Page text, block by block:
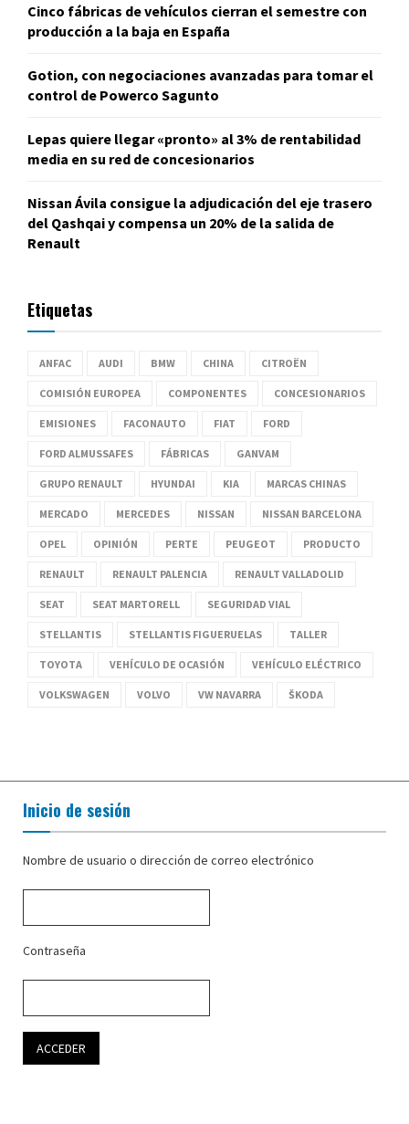
Cinco fábricas de vehículos cierran el semestre con
producción a la baja en España
Gotion, con negociaciones avanzadas para tomar el
control de Powerco Sagunto
Lepas quiere llegar «pronto» al 3% de rentabilidad
media en su red de concesionarios
Nissan Ávila consigue la adjudicación del eje trasero
del Qashqai y compensa un 20% de la salida de
Renault
Etiquetas
ANFAC AUDI BMW CHINA CITROËN
COMISIÓN EUROPEA COMPONENTES CONCESIONARIOS
EMISIONES FACONAUTO FIAT FORD
FORD ALMUSSAFES FÁBRICAS GANVAM
GRUPO RENAULT HYUNDAI KIA MARCAS CHINAS
MERCADO MERCEDES NISSAN NISSAN BARCELONA
OPEL OPINIÓN PERTE PEUGEOT PRODUCTO
RENAULT RENAULT PALENCIA RENAULT VALLADOLID
SEAT SEAT MARTORELL SEGURIDAD VIAL
STELLANTIS STELLANTIS FIGUERUELAS TALLER
TOYOTA VEHÍCULO DE OCASIÓN VEHÍCULO ELÉCTRICO
VOLKSWAGEN VOLVO VW NAVARRA ŠKODA
Inicio de sesión
Nombre de usuario o dirección de correo electrónico
Contraseña